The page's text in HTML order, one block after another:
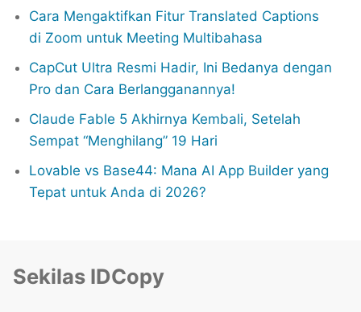
Cara Mengaktifkan Fitur Translated Captions
di Zoom untuk Meeting Multibahasa
CapCut Ultra Resmi Hadir, Ini Bedanya dengan
Pro dan Cara Berlangganannya!
Claude Fable 5 Akhirnya Kembali, Setelah
Sempat “Menghilang” 19 Hari
Lovable vs Base44: Mana AI App Builder yang
Tepat untuk Anda di 2026?
Sekilas IDCopy